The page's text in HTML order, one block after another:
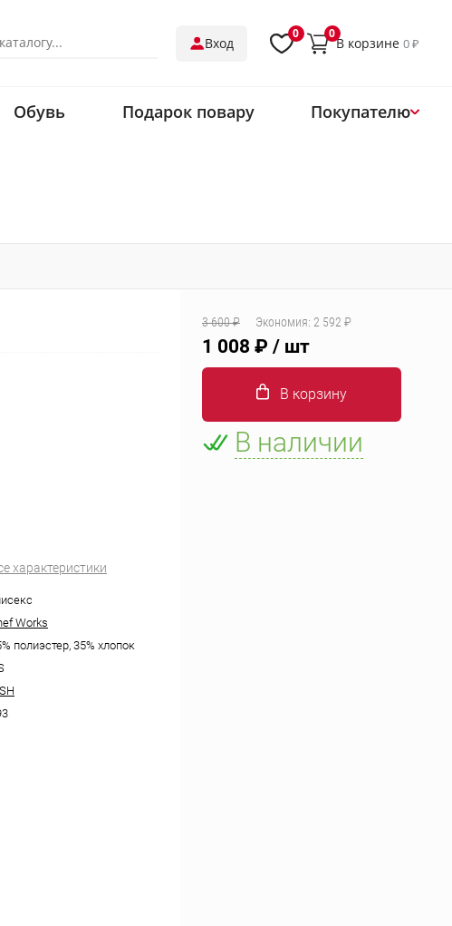
Оплата
Одеть ресторан
Вход
0 0
В корзине 0 ₽
Обувь Подарок повару Покупателю
характеристики
Works
полиэстер, 35% хлопок
3 600 ₽ Экономия: 2 592 ₽
1 008 ₽ / шт
В корзину
В наличии